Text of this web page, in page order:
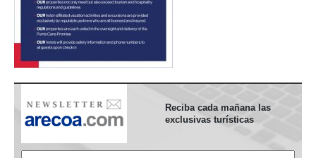
Reciba cada mañana las
exclusivas turísticas